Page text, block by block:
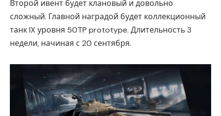
Второй ивент будет клановый и довольно
сложный. Главной наградой будет коллекционный
танк IX уровня 50TP prototype. Длительность 3
недели, начиная с 20 сентября.